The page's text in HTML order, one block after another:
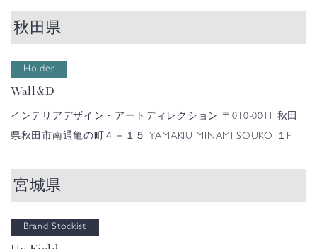
秋田県
Holder
Wall&D
インテリアデザイン・アートディレクション 〒010-0011 秋田
県秋田市南通亀の町４－１５ YAMAKIU MINAMI SOUKO １F
宮城県
Brand Stockist